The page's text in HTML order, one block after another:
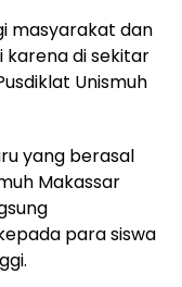
masyarakat dan
karena di sekitar
Unismuh
yang berasal
Makassar
para siswa